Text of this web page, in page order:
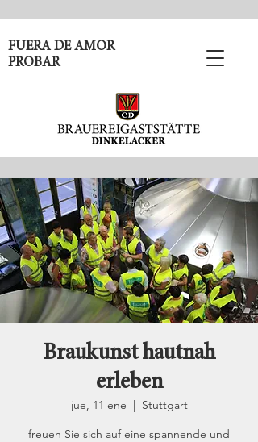
FUERA DE AMOR
PROBAR
Braukunst hautnah
erleben
jue, 11 ene
  |
Stuttgart
freuen Sie sich auf eine spannende und